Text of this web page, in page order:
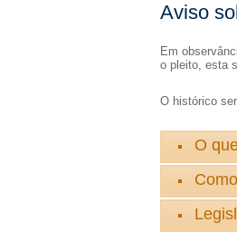
Aviso
Em
o pleito, esta
O histórico
O